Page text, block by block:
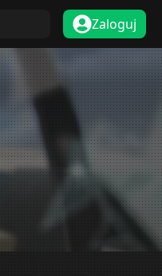
Zaloguj